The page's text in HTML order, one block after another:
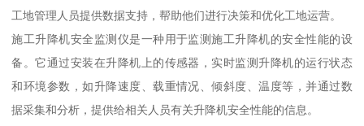
工地管理人员提供数据支持，帮助他们进行决策和优化工地运营。
施工升降机安全监测仪是一种用于监测施工升降机的安全性能的设
备。它通过安装在升降机上的传感器，实时监测升降机的运行状态
和环境参数，如升降速度、载重情况、倾斜度、温度等，并通过数
据采集和分析，提供给相关人员有关升降机安全性能的信息。